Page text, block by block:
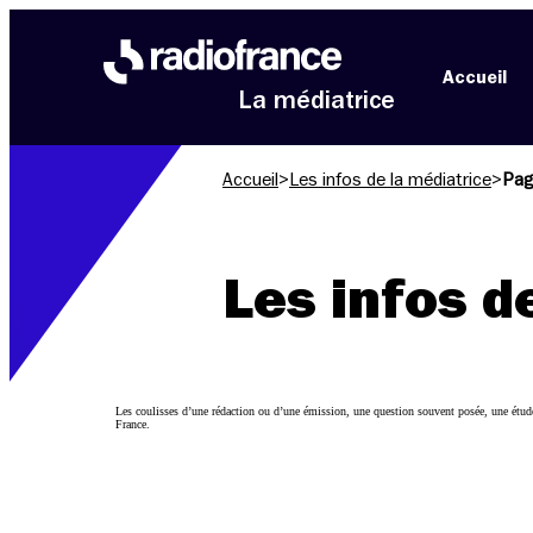
La médiatrice
Accueil
Accueil > Les infos de la médiatrice>
Les infos
Les coulisses d’une rédaction ou d’une émission, une question souvent posée, une
France.